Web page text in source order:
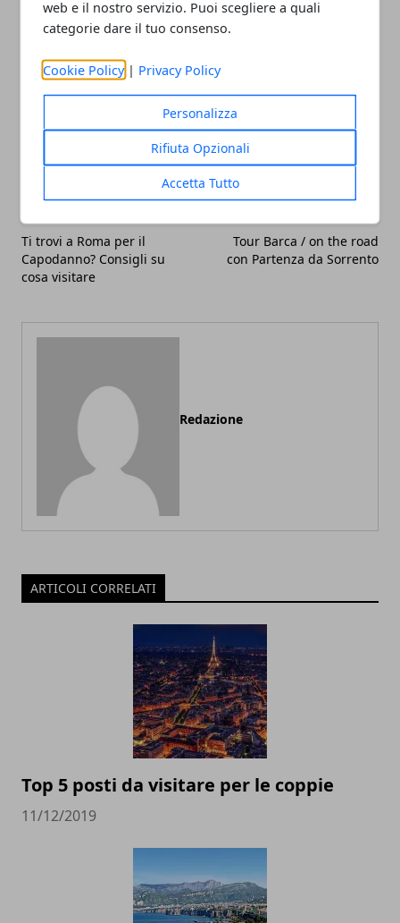
web e il nostro servizio. Puoi scegliere a quali
categorie dare il tuo consenso.
Cookie Policy | Privacy Policy
Personalizza
Rifiuta Opzionali
Accetta Tutto
Whatsapp
Ti trovi a Roma per il
Capodanno? Consigli su
cosa visitare
Articolo Successivo
Tour Barca / on the road
con Partenza da Sorrento
Redazione
ARTICOLI CORRELATI
Top 5 posti da visitare per le coppie
11/12/2019